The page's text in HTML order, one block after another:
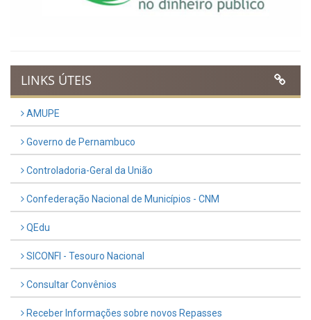
LINKS ÚTEIS
AMUPE
Governo de Pernambuco
Controladoria-Geral da União
Confederação Nacional de Municípios - CNM
QEdu
SICONFI - Tesouro Nacional
Consultar Convênios
Receber Informações sobre novos Repasses